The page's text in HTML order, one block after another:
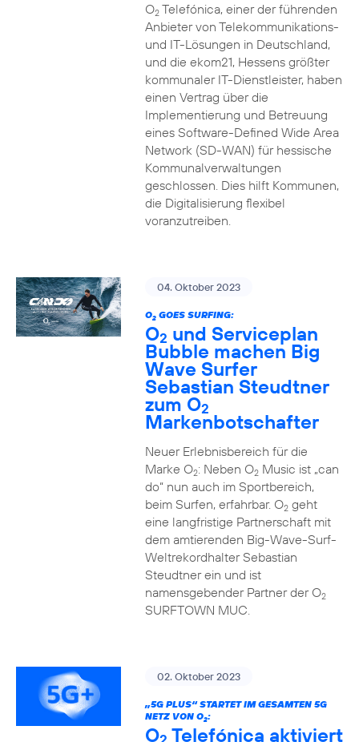
O2Telefónica, einer der führenden
Anbieter von Telekommunikations-
und IT-Lösungen in Deutschland,
und die ekom21, Hessens größter
kommunaler IT-Dienstleister, haben
einen Vertrag über die
Implementierung und Betreuung
eines Software-Defined Wide Area
Network (SD-WAN) für hessische
Kommunalverwaltungen
geschlossen. Dies hilft Kommunen,
die Digitalisierung flexibel
voranzutreiben.
04. Oktober 2023
O2GOES SURFING:
O2 und Serviceplan
Bubble machen Big
Wave Surfer
Sebastian Steudtner
zum O2
Markenbotschafter
Neuer Erlebnisbereich für die
Marke O2: Neben O2Music ist „can
do“ nun auch im Sportbereich,
beim Surfen, erfahrbar. O2geht
eine langfristige Partnerschaft mit
dem amtierenden Big-Wave-Surf-
Weltrekordhalter Sebastian
Steudtner ein und ist
namensgebender Partner der O2
SURFTOWN MUC.
02. Oktober 2023
„5G PLUS“ STARTET IM GESAMTEN 5G
NETZ VON O2:
O Telefónica aktiviert